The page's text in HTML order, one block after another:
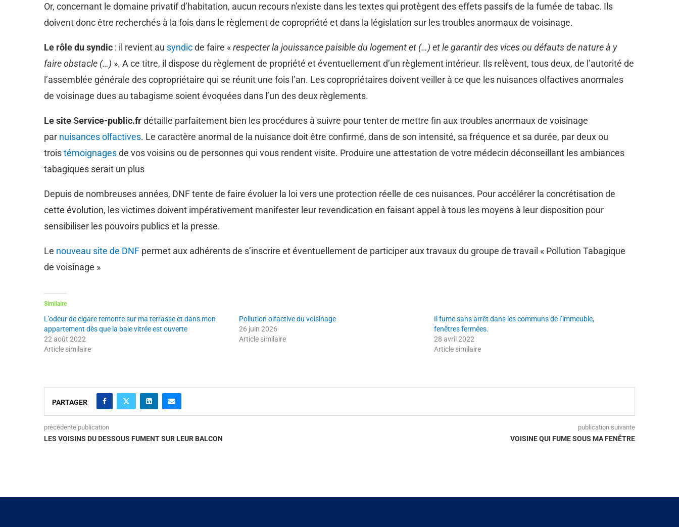
Or, concernant le domaine privatif d’habitation, aucun recours n’existe dans les textes qui protègent des effets passifs de la fumée de tabac. Ils
doivent donc être recherchés à la fois dans le règlement de copropriété et dans la législation sur les troubles anormaux de voisinage.
Le rôle du syndic : il revient au syndicde faire «respecter la jouissance paisible du logement et (…) et le garantir des vices ou défauts de nature à y
faire obstacle (…) ». A ce titre, il dispose du règlement de propriété et éventuellement d’un règlement intérieur. Ils relèvent, tous deux, de l’autorité de
l’assemblée générale des copropriétaire qui se réunit une fois l’an. Les copropriétaires doivent veiller à ce que les nuisances olfactives anormales
de voisinage dues au tabagisme soient évoquées dans l’un des deux règlements.
Le site Service-public.frdétaille parfaitement bien les procédures à suivre pour tenter de mettre fin aux troubles anormaux de voisinage
par nuisances olfactives. Le caractère anormal de la nuisance doit être confirmé, dans de son intensité, sa fréquence et sa durée, par deux ou
troistémoignagesde vos voisins ou de personnes qui vous rendent visite. Produire une attestation de votre médecin déconseillant les ambiances
tabagiques serait un plus
Depuis de nombreuses années, DNF tente de faire évoluer la loi vers une protection réelle de ces nuisances. Pour accélérer la concrétisation de
cette évolution, les victimes doivent impérativement manifester leur revendication en faisant appel à tous les moyens à leur disposition pour
sensibiliser les pouvoirs publics et la presse.
Le nouveau site de DNF permet aux adhérents de s’inscrire et éventuellement de participer aux travaux du groupe de travail « Pollution Tabagique
de voisinage »
Similaire
L’odeur de cigare remonte sur ma terrasse et dans mon
appartement dès que la baie vitrée est ouverte
22 août 2022
Article similaire
Pollution olfactive du voisinage
26 juin 2026
Article similaire
Il fume sans arrêt dans les communs de l’immeuble,
fenêtres fermées.
28 avril 2022
Article similaire
PARTAGER
précédente publication
LES VOISINS DU DESSOUS FUMENT SUR LEUR BALCON
publication suivante
VOISINE QUI FUME SOUS MA FENÊTRE